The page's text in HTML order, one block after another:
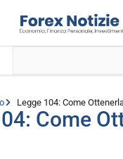
Legge 104: Come
Come